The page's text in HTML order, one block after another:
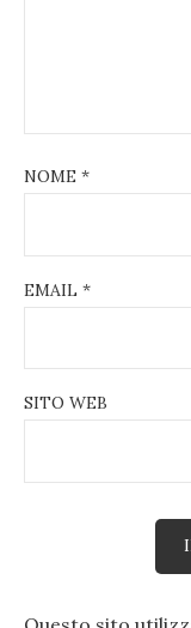
NOME *
EMAIL *
SITO WEB